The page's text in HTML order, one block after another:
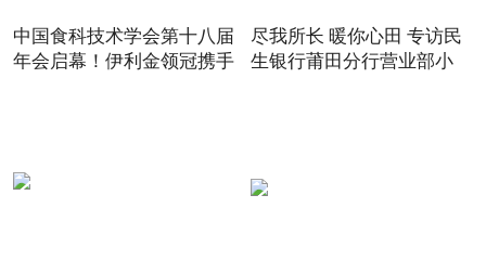
中国食科技术学会第十八届
年会启幕！伊利金领冠携手
尽我所长 暖你心田 专访民
生银行莆田分行营业部小